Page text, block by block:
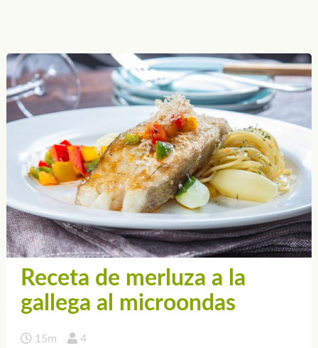
Receta de merluza a la
gallega al microondas
15m 4